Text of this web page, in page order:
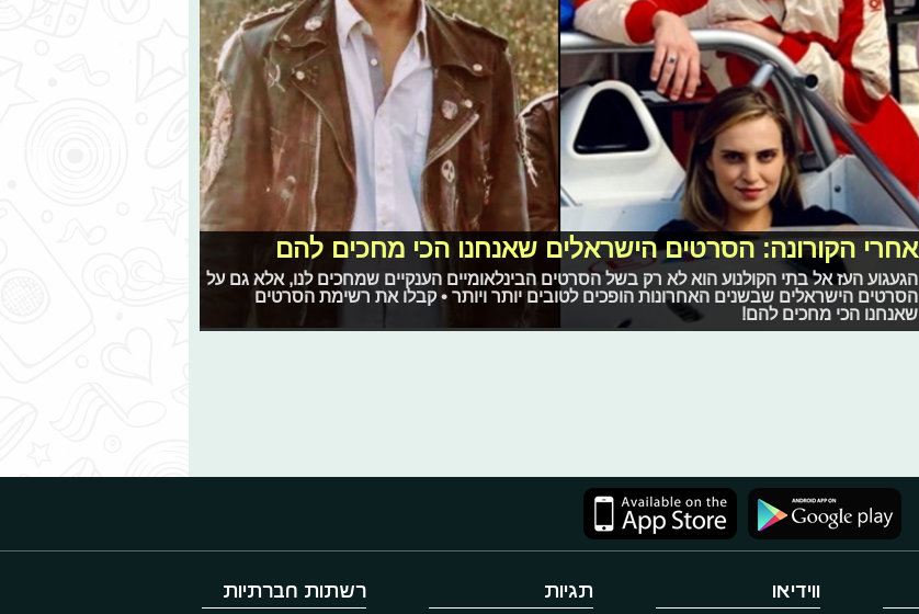
אחרי הקורונה: הסרטים הישראלים שאנחנו הכי מחכים להם
הגעגוע העז אל בתי הקולנוע הוא לא רק בשל הסרטים הבינלאומיים הענקיים שמחכים לנו, אלא גם על
הסרטים הישראלים שבשנים האחרונות הופכים לטובים יותר ויותר • קבלו את רשימת הסרטים
שאנחנו הכי מחכים להם!
ווידיאו תגיות רשתות חברתיות